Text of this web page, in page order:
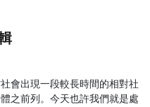
會出現一段較長時間的相對社
之前列。今天也許我們就是處